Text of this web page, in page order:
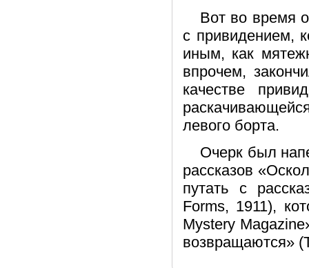
Вот во время
с привидением,
иным, как
впрочем,
качестве
левого борта.
Очерк был
рассказов
путать с
Forms, 1911),
Mystery
возвращаются»